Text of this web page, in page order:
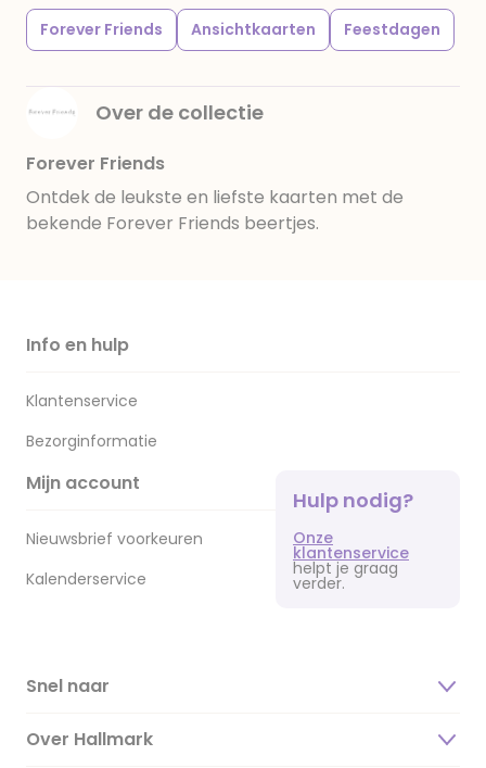
bevatten. Koel en droog bewaren.
Forever Friends Ansichtkaarten Feestdagen
Over de collectie
Forever Friends
Ontdek de leukste en liefste kaarten met de
bekende Forever Friends beertjes.
Info en hulp
Klantenservice
Bezorginformatie
Mijn account
Nieuwsbrief voorkeuren
Kalenderservice
Hulp nodig?
Onze
klantenservice
helpt je graag
verder.
Snel naar
Over Hallmark